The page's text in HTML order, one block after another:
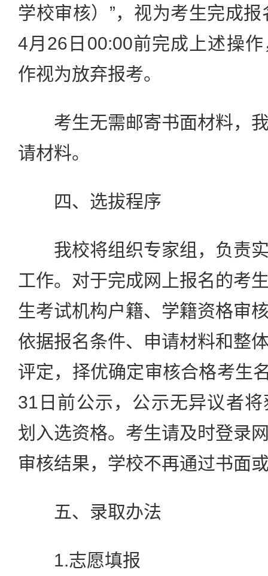
学校审核）”，视为考生完成
4月26日00:00前完成上述操
作视为放弃报考。
考生无需邮寄书面材料，我
请材料。
四、选拔程序
我校将组织专家组，负责实
工作。对于完成网上报名的考
生考试机构户籍、学籍资格审
依据报名条件、申请材料和整
评定，择优确定审核合格考生
31日前公示，公示无异议者
划入选资格。考生请及时登录
审核结果，学校不再通过书面
五、录取办法
1.志愿填报